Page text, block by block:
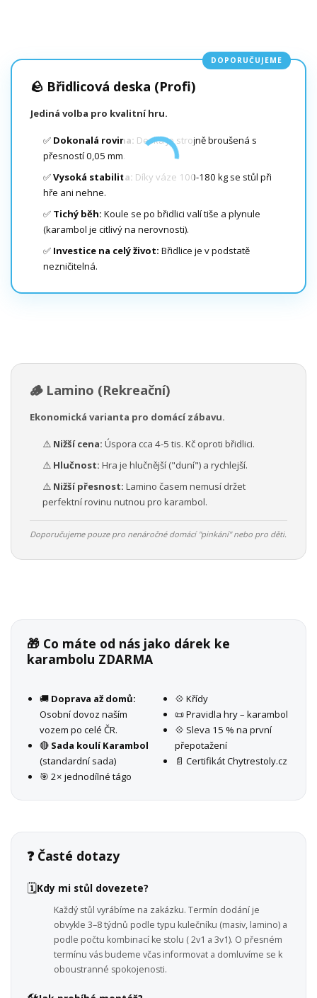
DOPORUČUJEME
🪨 Břidlicová deska (Profi)
Jediná volba pro kvalitní hru.
✅ Dokonalá rovina: Deska je strojně broušená s
přesností 0,05 mm.
✅Vysoká stabilita: Díky váze 100-180 kg se stůl při
hře ani nehne.
✅ Tichý běh: Koule se po břidlici valí tiše a plynule
(karambol je citlivý na nerovnosti).
✅ Investice na celý život: Břidlice je v podstatě
nezničitelná.
🪵 Lamino (Rekreační)
Ekonomická varianta pro domácí zábavu.
⚠️ Nižší cena: Úspora cca 4-5 tis. Kč oproti břidlici.
⚠️ Hlučnost: Hra je hlučnější ("duní") a rychlejší.
⚠️ Nižší přesnost: Lamino časem nemusí držet
perfektní rovinu nutnou pro karambol.
Doporučujeme pouze pro nenáročné domácí "pinkání" nebo pro děti.
🎁 Co máte od nás jako dárek ke
karambolu ZDARMA
🚚 Doprava až domů:
Osobní dovoz naším
vozem po celé ČR.
🔴 Sada koulí Karambol
(standardní sada)
🎯 2× jednodílné tágo
💠 Křídy
📜 Pravidla hry – karambol
💠 Sleva 15 % na první
přepotažení
📄 Certifikát Chytrestoly.cz
❓ Časté dotazy
🗓️Kdy mi stůl dovezete?
Každý stůl vyrábíme na zakázku. Termín dodání je
obvykle 3–8 týdnů podle typu kulečníku (masiv, lamino) a
podle počtu kombinací ke stolu ( 2v1 a 3v1). O přesném
termínu vás budeme včas informovat a domluvíme se k
oboustranné spokojenosti.